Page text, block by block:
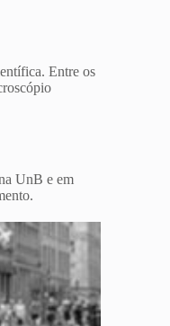
Entre os
UnB e em